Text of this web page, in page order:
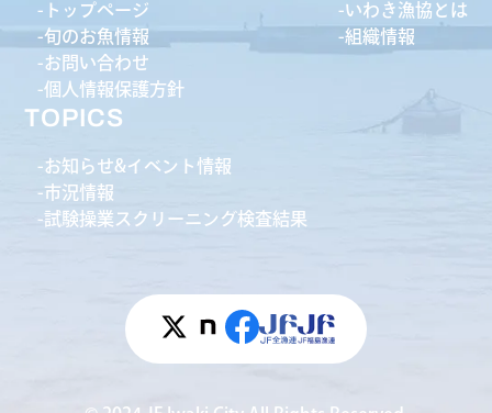
トップページ
旬のお魚情報
お問い合わせ
個人情報保護方針
いわき漁協とは
組織情報
TOPICS
お知らせ&イベント情報
市況情報
試験操業スクリーニング検査結果